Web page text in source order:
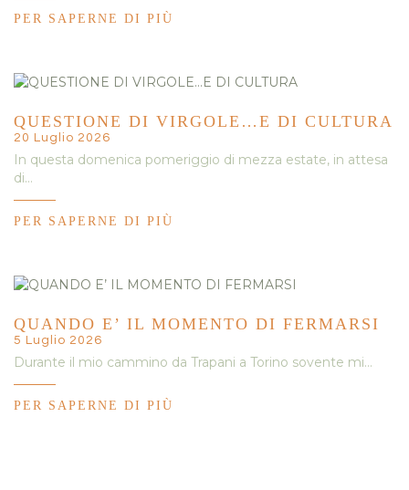
PER SAPERNE DI PIÙ
QUESTIONE DI VIRGOLE…E DI CULTURA
20 Luglio 2026
In questa domenica pomeriggio di mezza estate, in attesa
di…
PER SAPERNE DI PIÙ
QUANDO E’ IL MOMENTO DI FERMARSI
5 Luglio 2026
Durante il mio cammino da Trapani a Torino sovente mi…
PER SAPERNE DI PIÙ